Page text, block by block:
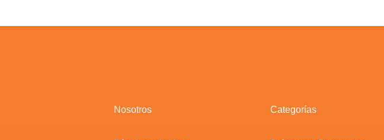
Nosotros Categorías